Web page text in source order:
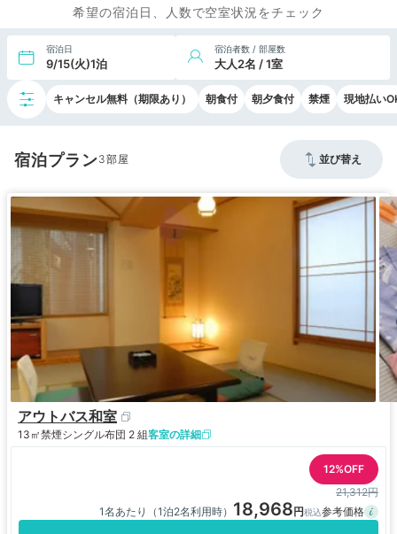
希望の宿泊日、人数で空室状況をチェック
宿泊日
9/15(火)1泊
宿泊者数 / 部屋数
大人2名 / 1室
キャンセル無料（期限あり） 朝食付 朝夕食付 禁煙 現地払い
宿泊プラン3 並び替え
アウトバス和室
13㎡禁煙シングル布団 2 組客室の詳細
12%OFF
21,312円
1名あたり（1泊2名利用時） 18,968